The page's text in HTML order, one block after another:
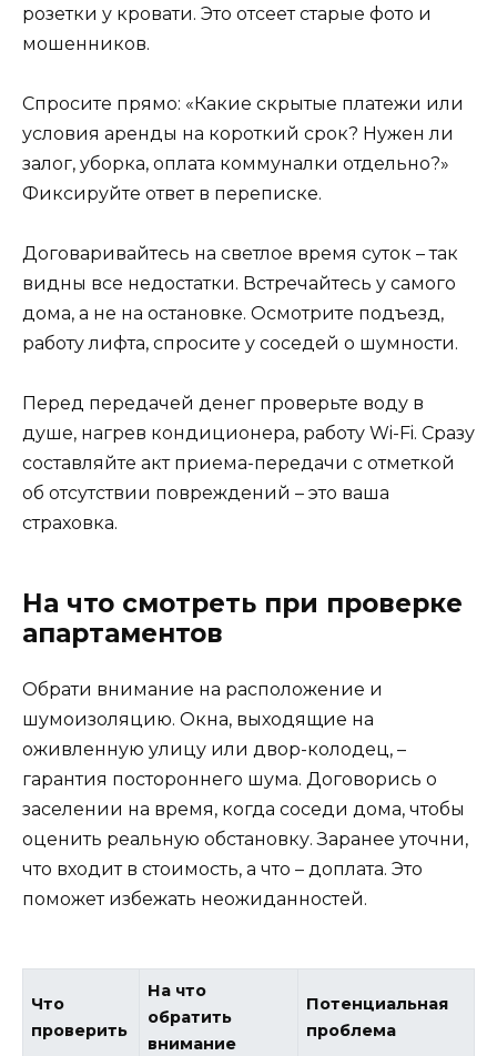
розетки у кровати. Это отсеет старые фото и
мошенников.
Спросите прямо: «Какие скрытые платежи или
условия аренды на короткий срок? Нужен ли
залог, уборка, оплата коммуналки отдельно?»
Фиксируйте ответ в переписке.
Договаривайтесь на светлое время суток – так
видны все недостатки. Встречайтесь у самого
дома, а не на остановке. Осмотрите подъезд,
работу лифта, спросите у соседей о шумности.
Перед передачей денег проверьте воду в
душе, нагрев кондиционера, работу Wi-Fi. Сразу
составляйте акт приема-передачи с отметкой
об отсутствии повреждений – это ваша
страховка.
На что смотреть при проверке
апартаментов
Обрати внимание на расположение и
шумоизоляцию. Окна, выходящие на
оживленную улицу или двор-колодец, –
гарантия постороннего шума. Договорись о
заселении на время, когда соседи дома, чтобы
оценить реальную обстановку. Заранее уточни,
что входит в стоимость, а что – доплата. Это
поможет избежать неожиданностей.
Что
проверить
На что
обратить
внимание
Потенциальная
проблема